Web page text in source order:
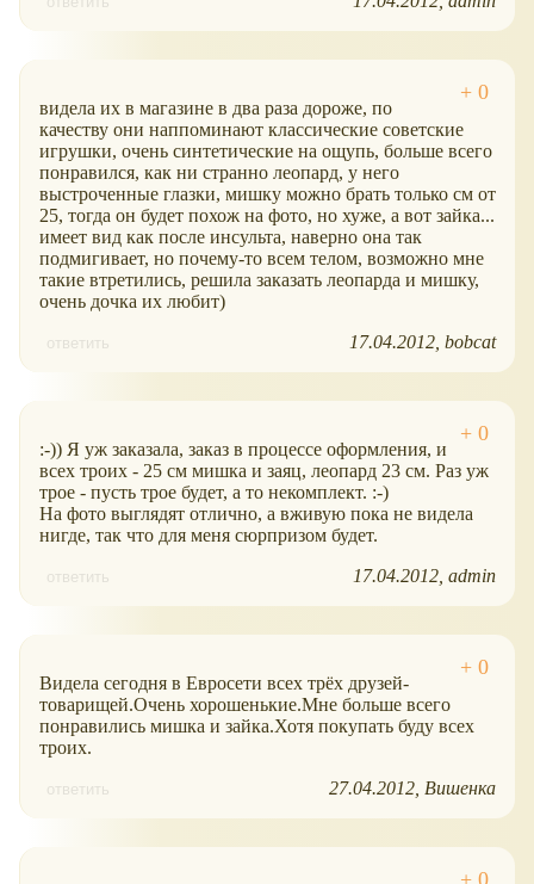
видела их в магазине в два раза дороже, по
качеству они наппоминают классические советские
игрушки, очень синтетические на ощупь, больше всего
понравился, как ни странно леопард, у него
выстроченные глазки, мишку можно брать только см от
25, тогда он будет похож на фото, но хуже, а вот зайка...
имеет вид как после инсульта, наверно она так
подмигивает, но почему-то всем телом, возможно мне
такие втретились, решила заказать леопарда и мишку,
очень дочка их любит)
ответить 17.04.2012 bobcat
:-)) Я уж заказала, заказ в процессе оформления, и
всех троих - 25 см мишка и заяц, леопард 23 см. Раз уж
трое - пусть трое будет, а то некомплект. :-)
На фото выглядят отлично, а вживую пока не видела
нигде, так что для меня сюрпризом будет.
ответить 17.04.2012 admin
Видела сегодня в Евросети всех трёх друзей-
товарищей.Очень хорошенькие.Мне больше всего
понравились мишка и зайка.Хотя покупать буду всех
троих.
ответить 27.04.2012 Вишенка